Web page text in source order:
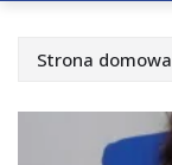
Strona domowa